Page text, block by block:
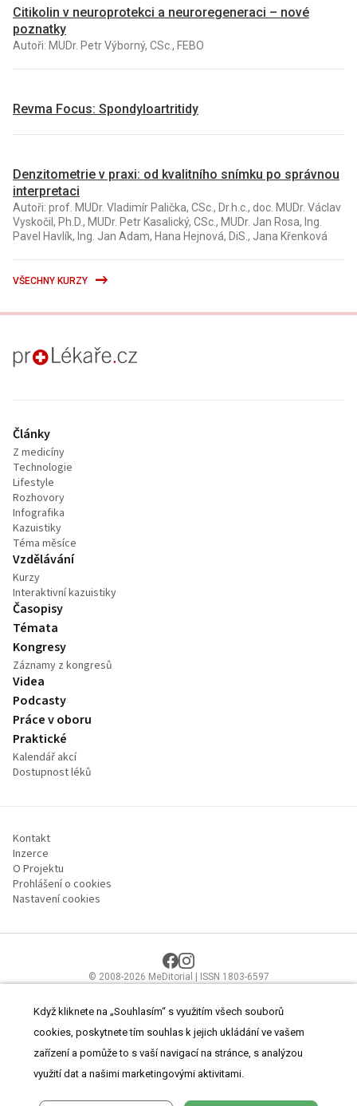
Citikolin v neuroprotekci a neuroregeneraci – nové
poznatky
Autoři: MUDr. Petr Výborný, CSc., FEBO
Revma Focus: Spondyloartritidy
Denzitometrie v praxi: od kvalitního snímku po správnou
interpretaci
Autoři: prof. MUDr. Vladimír Palička, CSc., Dr.h.c., doc. MUDr. Václav
Vyskočil, Ph.D., MUDr. Petr Kasalický, CSc., MUDr. Jan Rosa, Ing.
Pavel Havlík, Ing. Jan Adam, Hana Hejnová, DiS., Jana Křenková
VŠECHNY KURZY
proLékaře.cz
Články
Z medicíny
Technologie
Lifestyle
Rozhovory
Infografika
Kazuistiky
Téma měsíce
Vzdělávání
Kurzy
Interaktivní kazuistiky
Časopisy
Témata
Kongresy
Záznamy z kongresů
Videa
Podcasty
Práce v oboru
Praktické
Kalendář akcí
Dostupnost léků
Kontakt
Inzerce
O Projektu
Prohlášení o cookies
Nastavení cookies
© 2008-2026 MeDitorial | ISSN 1803-6597
zdravotnictví.Čtěte prohlášeníaZásady zpracování osobních údajů
Když kliknete na „Souhlasím“ s využitím všech souborů
cookies, poskytnete tím souhlas k jejich ukládání ve vašem
zařízení a pomůže to s vaší navigací na stránce, s analýzou
využití dat a našimi marketingovými aktivitami.